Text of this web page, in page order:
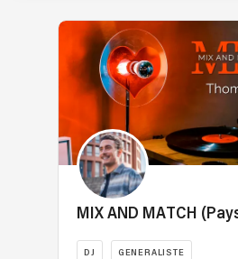
MIX AND MATCH
DJ GENERALISTE